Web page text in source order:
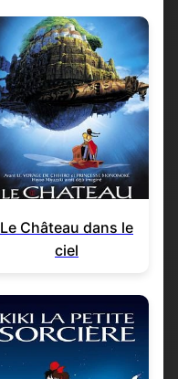
Le Château dans le
ciel